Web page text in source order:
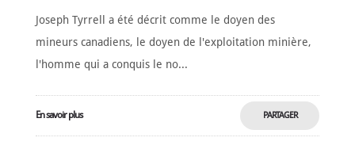
Joseph Tyrrell a été décrit comme le doyen des
mineurs canadiens, le doyen de l'exploitation minière,
l'homme qui a conquis le no...
En savoir plus PARTAGER